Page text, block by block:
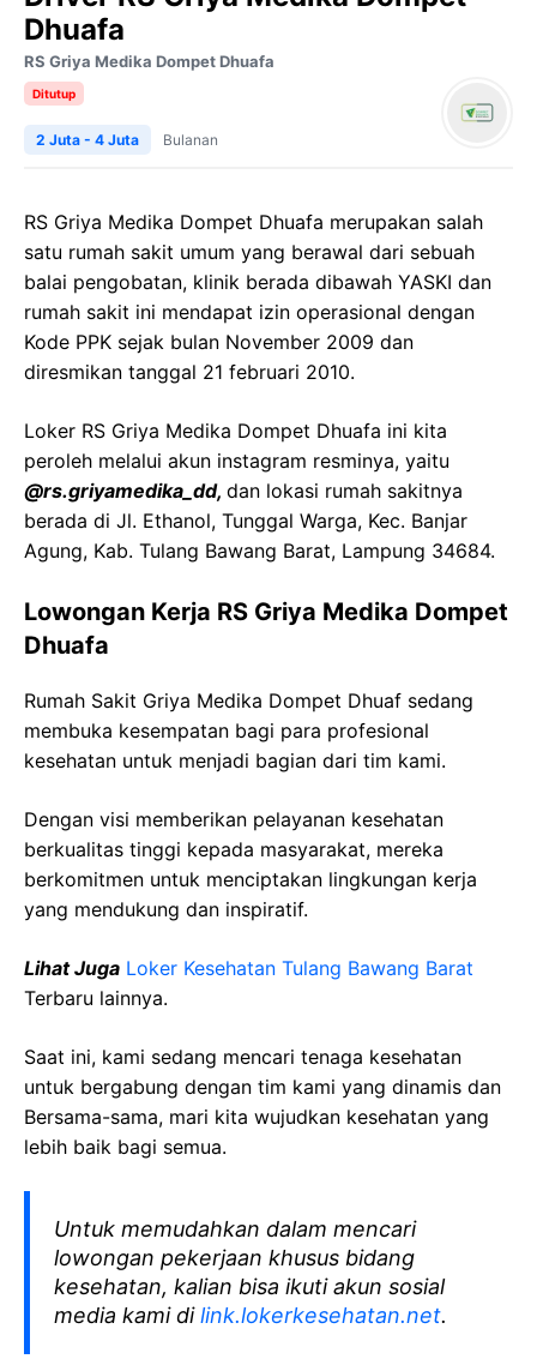
Dhuafa
RS Griya Medika Dompet Dhuafa
Ditutup
2 Juta - 4 Juta Bulanan
RS Griya Medika Dompet Dhuafa merupakan salah
satu rumah sakit umum yang berawal dari sebuah
balai pengobatan, klinik berada dibawah YASKI dan
rumah sakit ini mendapat izin operasional dengan
Kode PPK sejak bulan November 2009 dan
diresmikan tanggal 21 februari 2010.
Loker RS Griya Medika Dompet Dhuafa ini kita
peroleh melalui akun instagram resminya, yaitu
@rs.griyamedika_dd, dan lokasi rumah sakitnya
berada di Jl. Ethanol, Tunggal Warga, Kec. Banjar
Agung, Kab. Tulang Bawang Barat, Lampung 34684.
Lowongan Kerja RS Griya Medika Dompet
Dhuafa
Rumah Sakit Griya Medika Dompet Dhuaf sedang
membuka kesempatan bagi para profesional
kesehatan untuk menjadi bagian dari tim kami.
Dengan visi memberikan pelayanan kesehatan
berkualitas tinggi kepada masyarakat, mereka
berkomitmen untuk menciptakan lingkungan kerja
yang mendukung dan inspiratif.
Lihat Juga Loker Kesehatan Tulang Bawang Barat
Terbaru lainnya.
Saat ini, kami sedang mencari tenaga kesehatan
untuk bergabung dengan tim kami yang dinamis dan
Bersama-sama, mari kita wujudkan kesehatan yang
lebih baik bagi semua.
Untuk memudahkan dalam mencari
lowongan pekerjaan khusus bidang
kesehatan, kalian bisa ikuti akun sosial
media kami dilink.lokerkesehatan.net.